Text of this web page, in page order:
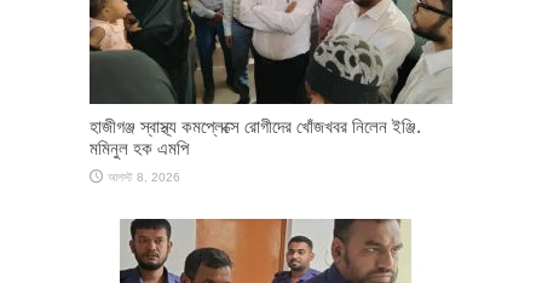
হাজীগঞ্জ স্বাস্থ্য কমপ্লেক্সে রোগীদের খোঁজখবর নিলেন ইঞ্জি.
মমিনুল হক এমপি
আগস্ট 8, 2026